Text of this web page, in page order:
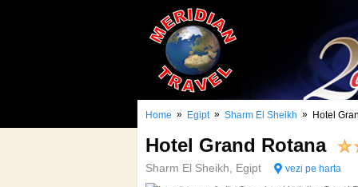
Home » Egipt » Sharm El Sheikh » Hotel
Hotel Grand Rotana
Sharm El Sheikh, Egipt vezi pe harta